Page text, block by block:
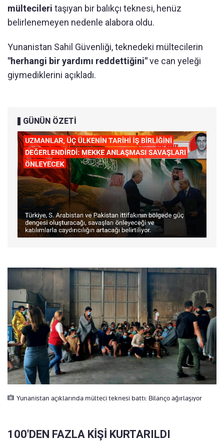
mültecileri taşıyan bir balıkçı teknesi, henüz
belirlenemeyen nedenle alabora oldu.
Yunanistan Sahil Güvenliği, teknedeki mültecilerin
"herhangi bir yardımı reddettiğini"ve can yeleği
giymediklerini açıkladı.
GÜNÜN ÖZETİ
Yunanistan açıklarında mülteci teknesi battı: Bilanço ağırlaşıyor
100'DEN FAZLA KİŞİ KURTARILDI